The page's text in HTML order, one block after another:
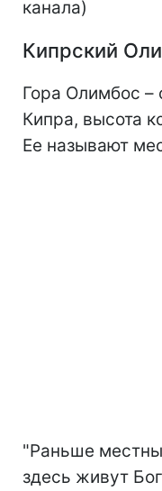
канала)
Кипрский
Гора Олимбос –
Кипра, высота
Ее называют
"Раньше
здесь живут